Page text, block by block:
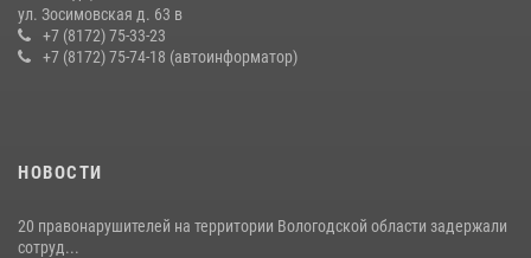
В ВОЛОГДЕ РОСГВАРДЕЙЦЫ ЗАДЕРЖАЛИ МУЖЧИНУ,
ОТКАЗЫВАВШЕГОСЯ ОСВОБОДИТЬ НОМЕР В ГОСТИНИЦЕ
24 июля 2026, 07:32
ул. Зосимовская д. 63 в
+7 (8172) 75-33-23
+7 (8172) 75-74-18 (автоинформатор)
НОВОСТИ
20 правонарушителей на территории Вологодской области задержали
сотруд...